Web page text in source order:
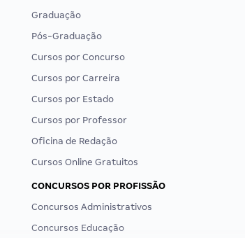
Graduação
Pós-Graduação
Cursos por Concurso
Cursos por Carreira
Cursos por Estado
Cursos por Professor
Oficina de Redação
Cursos Online Gratuitos
CONCURSOS POR PROFISSÃO
Concursos Administrativos
Concursos Educação